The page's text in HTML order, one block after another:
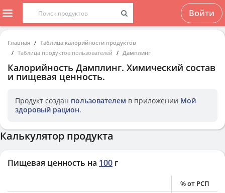
Войти
Главная
Таблица калорийности продуктов
Таблица продуктов пользователей
Дамплинг
Калорийность Дамплинг. Химический состав
и пищевая ценность.
Продукт создан пользователем в приложении Мой
здоровый рацион.
Калькулятор продукта
Пищевая ценность на 100 г
% от РСП